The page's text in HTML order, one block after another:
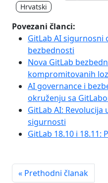
Hrvatski
Povezani članci:
GitLab AI sigurnosni
bezbednosti
Nova GitLab
kompromitovanih
AI governance i
okruženju sa
GitLab AI:
sigurnosti
GitLab 18.10 i 18.11:
« Prethodni članak